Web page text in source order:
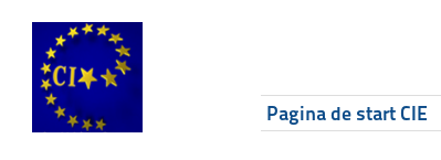
Pagina de start CIE